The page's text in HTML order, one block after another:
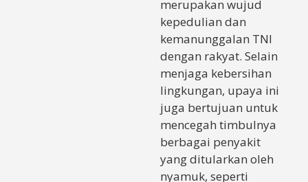
merupakan wujud
kepedulian dan
kemanunggalan TNI
dengan rakyat. Selain
menjaga kebersihan
lingkungan, upaya ini
juga bertujuan untuk
mencegah timbulnya
berbagai penyakit
yang ditularkan oleh
nyamuk, seperti